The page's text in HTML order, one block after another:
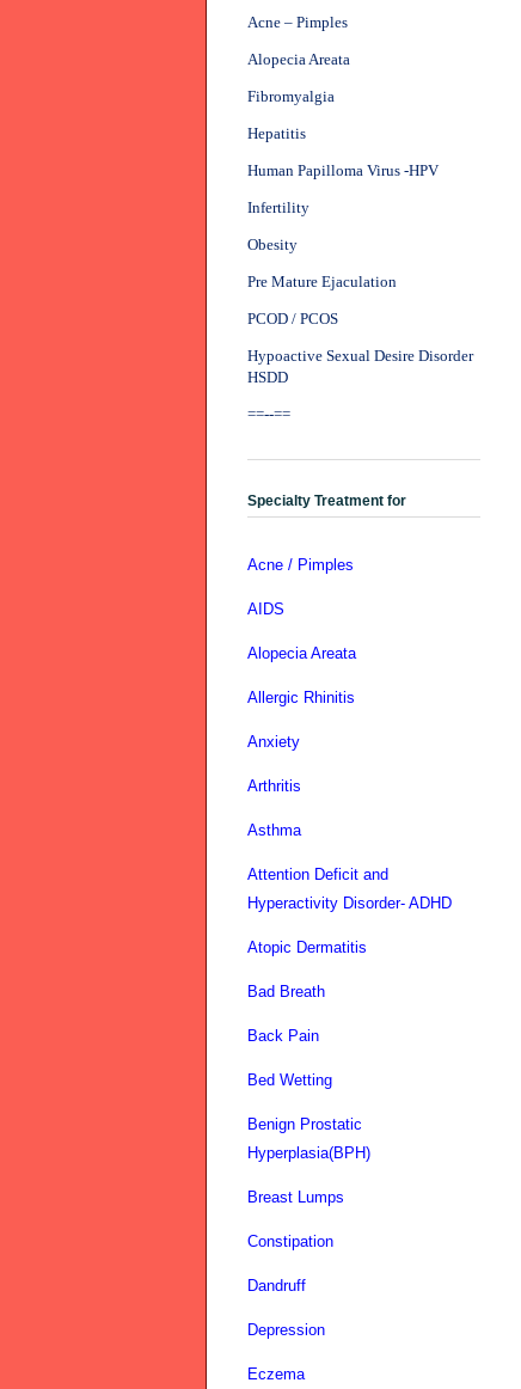
Acne – Pimples
Alopecia Areata
Fibromyalgia
Hepatitis
Human Papilloma Virus -HPV
Infertility
Obesity
Pre Mature Ejaculation
PCOD / PCOS
Hypoactive Sexual Desire Disorder
HSDD
==--==
Specialty Treatment for
Acne / Pimples
AIDS
Alopecia Areata
Allergic Rhinitis
Anxiety
Arthritis
Asthma
Attention Deficit and
Hyperactivity Disorder- ADHD
Atopic Dermatitis
Bad Breath
Back Pain
Bed Wetting
Benign Prostatic
Hyperplasia(BPH)
Breast Lumps
Constipation
Dandruff
Depression
Eczema